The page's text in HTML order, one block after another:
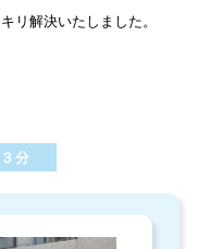
リ解決いたしました。
分